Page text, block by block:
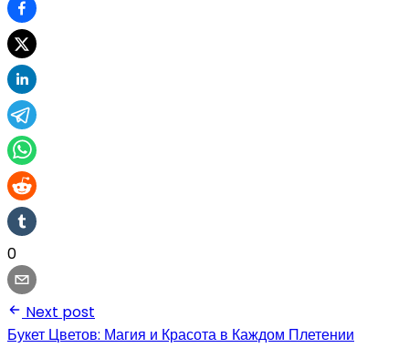
0
Next post
Букет Цветов: Магия и Красота в Каждом Плетении